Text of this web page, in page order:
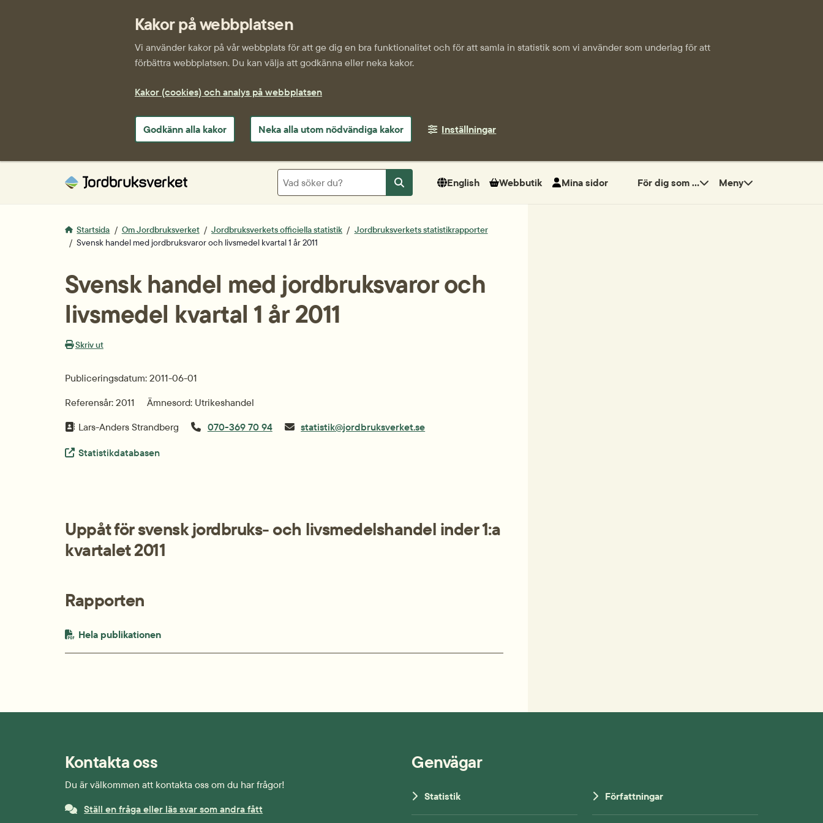
Kakor på webbplatsen
Vi använder kakor på vår webbplats för att ge dig en bra funktionalitet och för att samla in statistik som vi använder som underlag för att
förbättra webbplatsen. Du kan välja att godkänna eller neka kakor.
Kakor (cookies) och analys på webbplatsen
Godkänn alla kakor Neka alla utom nödvändiga kakor Inställningar
Sök
Sök
English Webbutik Mina sidor För dig som ... Meny
Startsida Om Jordbruksverket Jordbruksverkets officiella statistik
Jordbruksverkets statistikrapporter
Svensk handel med jordbruksvaror och livsmedel kvartal 1 år 2011
Svensk handel med jordbruksvaror och
livsmedel kvartal 1 år 2011
Skriv ut
Publiceringsdatum: 2011-06-01
Referensår: 2011
Ämnesord: Utrikeshandel
Lars-Anders Strandberg
070-369 70 94 statistik@jordbruksverket.se
Extern länk.
Statistikdatabasen
Uppåt för svensk jordbruks- och livsmedelshandel inder 1:a
kvartalet 2011
Rapporten
PDF-fil.
Hela publikationenpdf, 490.8 kB.
Kontakta oss
Du är välkommen att kontakta oss om du har frågor!
Ställ en fråga eller läs svar som andra fått
Genvägar
Statistik Författningar